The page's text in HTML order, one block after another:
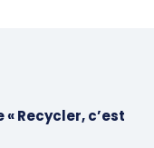
Recycler, c’est